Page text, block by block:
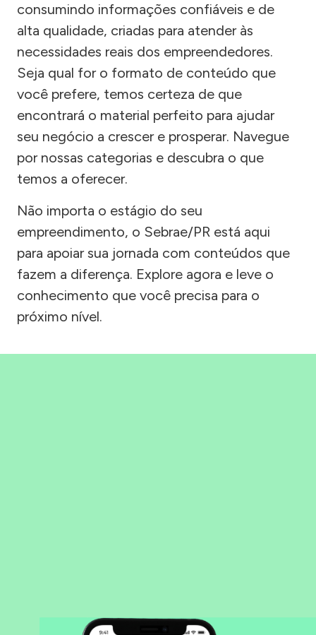
consumindo informações confiáveis e de
alta qualidade, criadas para atender às
necessidades reais dos empreendedores.
Seja qual for o formato de conteúdo que
você prefere, temos certeza de que
encontrará o material perfeito para ajudar
seu negócio a crescer e prosperar. Navegue
por nossas categorias e descubra o que
temos a oferecer.
Não importa o estágio do seu
empreendimento, o Sebrae/PR está aqui
para apoiar sua jornada com conteúdos que
fazem a diferença. Explore agora e leve o
conhecimento que você precisa para o
próximo nível.